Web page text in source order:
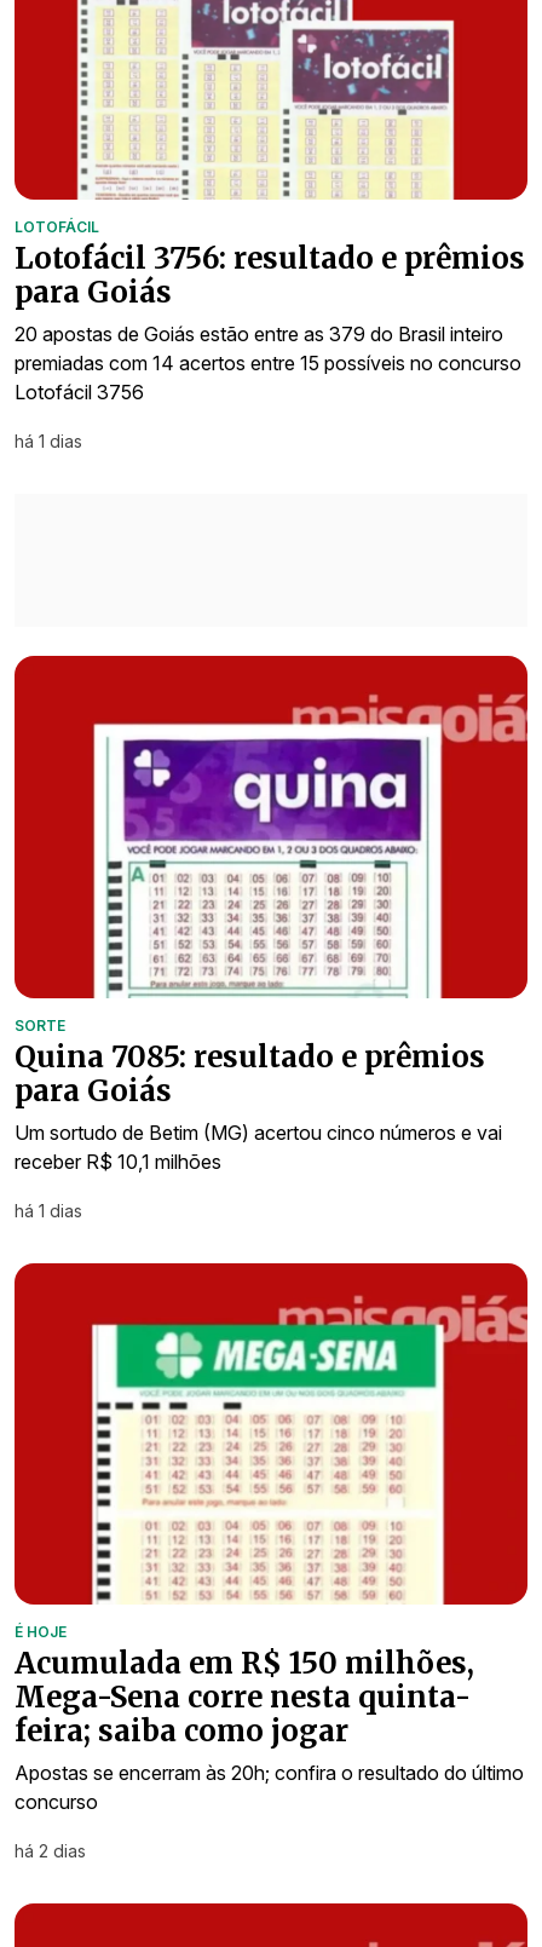
LOTOFÁCIL
Lotofácil 3756: resultado e prêmios
para Goiás
20 apostas de Goiás estão entre as 379 do Brasil inteiro
premiadas com 14 acertos entre 15 possíveis no concurso
Lotofácil 3756
há 1 dias
SORTE
Quina 7085: resultado e prêmios
para Goiás
Um sortudo de Betim (MG) acertou cinco números e vai
receber R$ 10,1 milhões
há 1 dias
É HOJE
Acumulada em R$ 150 milhões,
Mega-Sena corre nesta quinta-
feira; saiba como jogar
Apostas se encerram às 20h; confira o resultado do último
concurso
há 2 dias